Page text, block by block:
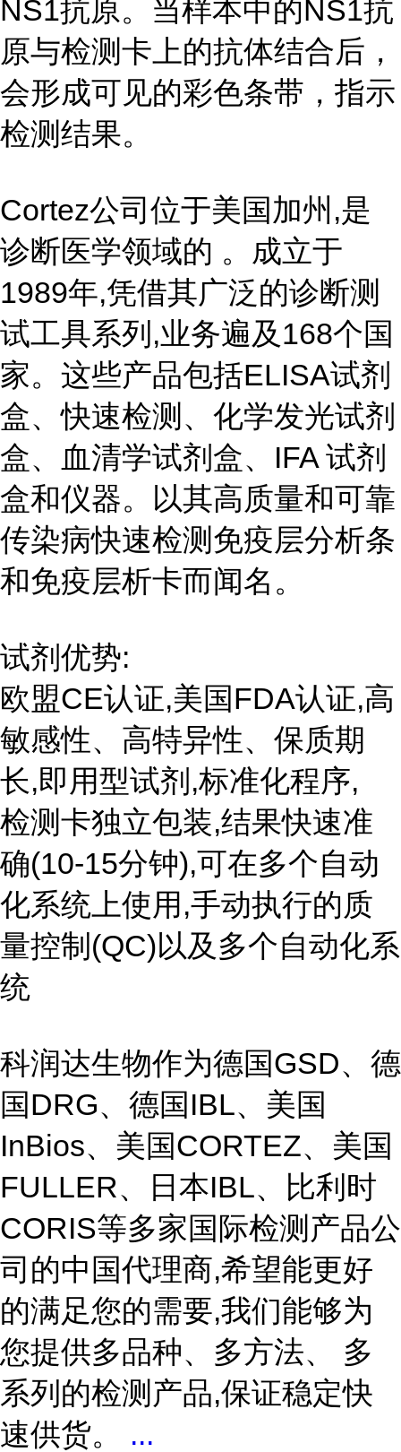
NS1抗原。当样本中的NS1抗
原与检测卡上的抗体结合后，
会形成可见的彩色条带，指示
检测结果。
Cortez公司位于美国加州,是
诊断医学领域的 。成立于
1989年,凭借其广泛的诊断测
试工具系列,业务遍及168个国
家。这些产品包括ELISA试剂
盒、快速检测、化学发光试剂
盒、血清学试剂盒、IFA 试剂
盒和仪器。以其高质量和可靠
传染病快速检测免疫层分析条
和免疫层析卡而闻名。
试剂优势:
欧盟CE认证,美国FDA认证,高
敏感性、高特异性、保质期
长,即用型试剂,标准化程序,
检测卡独立包装,结果快速准
确(10-15分钟),可在多个自动
化系统上使用,手动执行的质
量控制(QC)以及多个自动化系
统
科润达生物作为德国GSD、德
国DRG、德国IBL、美国
InBios、美国CORTEZ、美国
FULLER、日本IBL、比利时
CORIS等多家国际检测产品公
司的中国代理商,希望能更好
的满足您的需要,我们能够为
您提供多品种、多方法、 多
系列的检测产品,保证稳定快
速供货。 ...